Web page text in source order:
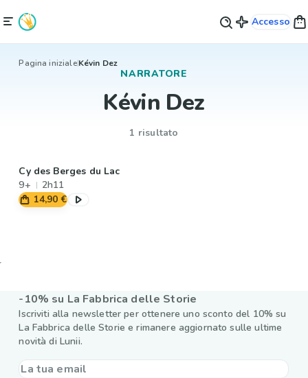
Accesso
Pagina inizialeKévin Dez
NARRATORE
Kévin Dez
1 risultato
Cy des Berges du Lac
9+
2h11
14,90 €
-10% su La Fabbrica delle Storie
Iscriviti alla newsletter per ottenere uno sconto del 10% su
La Fabbrica delle Storie e rimanere aggiornato sulle ultime
novità di Lunii.